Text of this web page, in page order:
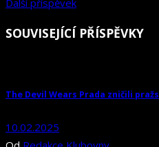
Další příspěvek
SOUVISEJÍCÍ PŘÍSPĚVKY
The Devil Wears Prada zničili
10.02.2025